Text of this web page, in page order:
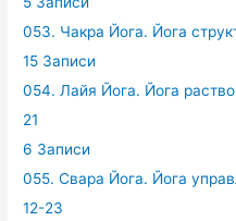
053. Чакра Йога. Йога
15 Записи
054. Лайя Йога. Йога
21
6 Записи
055. Свара Йога. Йога
12-23